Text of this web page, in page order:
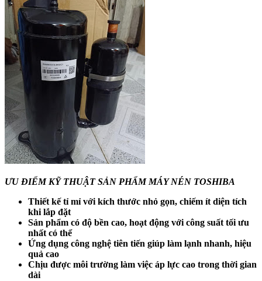
ƯU ĐIỂM KỸ THUẬT SẢN PHẨM MÁY NÉN TOSHIBA
Thiết kế tỉ mỉ với kích thước nhỏ gọn, chiếm ít diện tích
khi lắp đặt
Sản phẩm có độ bền cao, hoạt động với công suất tối ưu
nhất có thể
Ứng dụng công nghệ tiên tiến giúp làm lạnh nhanh, hiệu
quả cao
Chịu được môi trường làm việc áp lực cao trong thời gian
dài